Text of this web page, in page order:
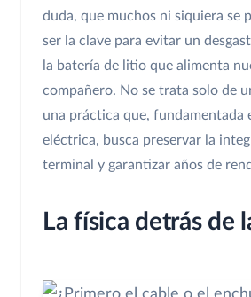
duda, que muchos ni siquiera se
ser la clave para evitar un
la batería de litio que alimenta
compañero. No se trata solo de
una práctica que, fundamentada
eléctrica, busca preservar la
terminal y garantizar años de
La física detrás de